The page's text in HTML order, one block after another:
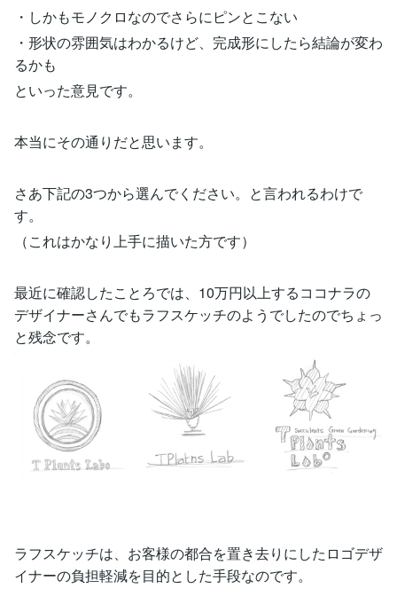
・しかもモノクロなのでさらにピンとこない
・形状の雰囲気はわかるけど、完成形にしたら結論が変わ
るかも
といった意見です。
本当にその通りだと思います。
さあ下記の3つから選んでください。と言われるわけで
す。
（これはかなり上手に描いた方です）
最近に確認したことろでは、10万円以上するココナラの
デザイナーさんでもラフスケッチのようでしたのでちょっ
と残念です。
ラフスケッチは、お客様の都合を置き去りにしたロゴデザ
イナーの負担軽減を目的とした手段なのです。